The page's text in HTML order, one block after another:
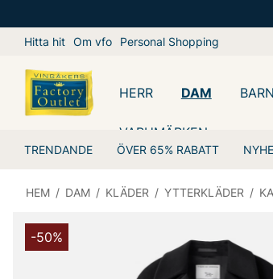
Hitta hit Om vfo Personal Shopping
HERR DAM
TRENDANDE ÖVER 65% RABATT
BARN
VARUMÄRKEN
HEM / DAM / KLÄDER / YTTERKLÄDER /
-50%